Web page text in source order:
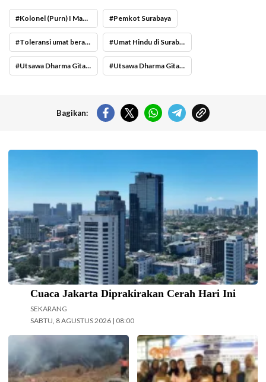
Kolonel (Purn) I Made Sueca Pemkot Surabaya
Toleransi umat beragama di Surabaya Umat Hindu di Surabaya
Utsawa Dharma Gita 2026 Utsawa Dharma Gita 2026 Kota Surabaya
Bagikan:
Cuaca Jakarta Diprakirakan Cerah Hari Ini
SEKARANG
SABTU, 8 AGUSTUS 2026 | 08:00
Operasi pemadaman kebakaran di
kawasan Taman Nasional Bromo
Tengger Semeru (TNBTS) terus
digencarkan, Jumat (7/8/2026)
Kolaborasi Dosen Farmasi dan
Sistem Informasi Universitas Ma
Chung dalam menjaga kepatuhan
pasien diabetes melalui kegiatan